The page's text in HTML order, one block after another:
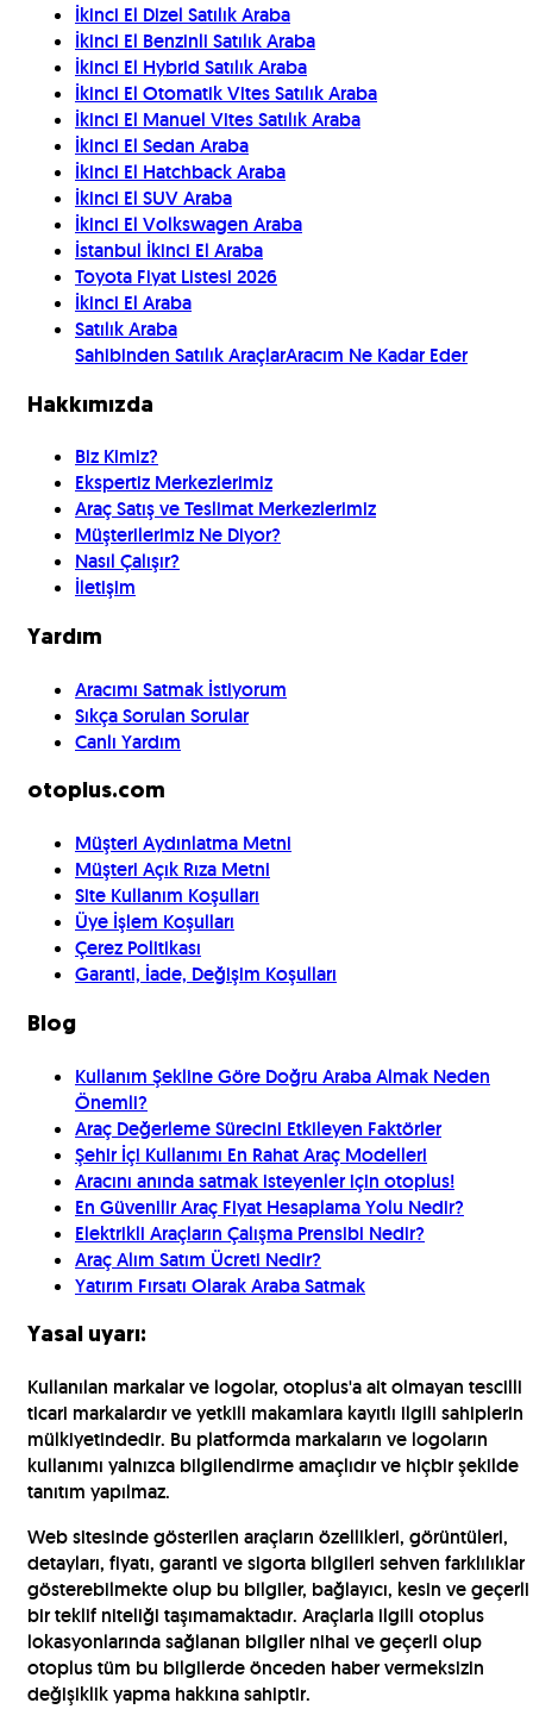
İkinci El Dizel Satılık Araba
İkinci El Benzinli Satılık Araba
İkinci El Hybrid Satılık Araba
İkinci El Otomatik Vites Satılık Araba
İkinci El Manuel Vites Satılık Araba
İkinci El Sedan Araba
İkinci El Hatchback Araba
İkinci El SUV Araba
İkinci El Volkswagen Araba
İstanbul İkinci El Araba
Toyota Fiyat Listesi 2026
İkinci El Araba
Satılık Araba
Sahibinden Satılık AraçlarAracım Ne Kadar Eder
Hakkımızda
Biz Kimiz?
Ekspertiz Merkezlerimiz
Araç Satış ve Teslimat Merkezlerimiz
Müşterilerimiz Ne Diyor?
Nasıl Çalışır?
İletişim
Yardım
Aracımı Satmak İstiyorum
Sıkça Sorulan Sorular
Canlı Yardım
otoplus.com
Müşteri Aydınlatma Metni
Müşteri Açık Rıza Metni
Site Kullanım Koşulları
Üye İşlem Koşulları
Çerez Politikası
Garanti, İade, Değişim Koşulları
Blog
Kullanım Şekline Göre Doğru Araba Almak Neden
Önemli?
Araç Değerleme Sürecini Etkileyen Faktörler
Şehir İçi Kullanımı En Rahat Araç Modelleri
Aracını anında satmak isteyenler için otoplus!
En Güvenilir Araç Fiyat Hesaplama Yolu Nedir?
Elektrikli Araçların Çalışma Prensibi Nedir?
Araç Alım Satım Ücreti Nedir?
Yatırım Fırsatı Olarak Araba Satmak
Yasal uyarı:
Kullanılan markalar ve logolar, otoplus'a ait olmayan tescilli
ticari markalardır ve yetkili makamlara kayıtlı ilgili sahiplerin
mülkiyetindedir. Bu platformda markaların ve logoların
kullanımı yalnızca bilgilendirme amaçlıdır ve hiçbir şekilde
tanıtım yapılmaz.
Web sitesinde gösterilen araçların özellikleri, görüntüleri,
detayları, fiyatı, garanti ve sigorta bilgileri sehven farklılıklar
gösterebilmekte olup bu bilgiler, bağlayıcı, kesin ve geçerli
bir teklif niteliği taşımamaktadır. Araçlarla ilgili otoplus
lokasyonlarında sağlanan bilgiler nihai ve geçerli olup
otoplus tüm bu bilgilerde önceden haber vermeksizin
değişiklik yapma hakkına sahiptir.